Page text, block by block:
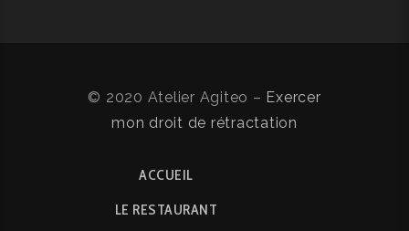
© 2020 Atelier Agiteo – Exercer
mon droit de rétractation
ACCUEIL
LE RESTAURANT